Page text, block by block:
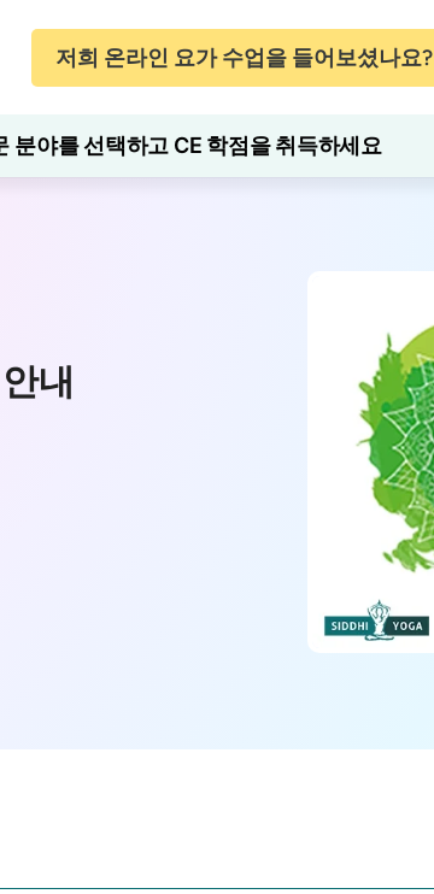
저희 온라인 요가 수업을 들어보셨나요?
분야를 선택하고 CE 학점을 취득하세요
내